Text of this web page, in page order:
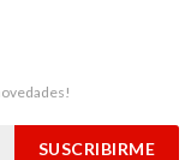
SUSCRIBIRME